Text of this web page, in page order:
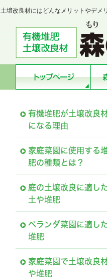
土壌改良材にはどんなメリットやデメ
有機堆肥が土壌改良
になる理由
家庭菜園に使用する
肥の種類とは？
庭の土壌改良に適した
土や堆肥
ベランダ菜園に適した
堆肥
家庭菜園で土壌改良
や堆肥